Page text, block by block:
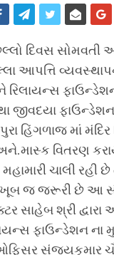
દિવસ સોમવતી
આપત્તિ
જીવદયા
હિંગળાજ માં મંદિર
અને.માસ્ક વિતરણ
મહામારી ચાલી રહી
ખૂબ જ જરૂરી છે આ
સાહેબ શ્રી
ફાઉન્ડેશન ના
સંજયકુમાર